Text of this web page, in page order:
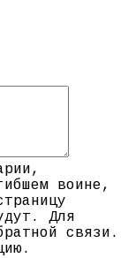
воине,
Для
связи.